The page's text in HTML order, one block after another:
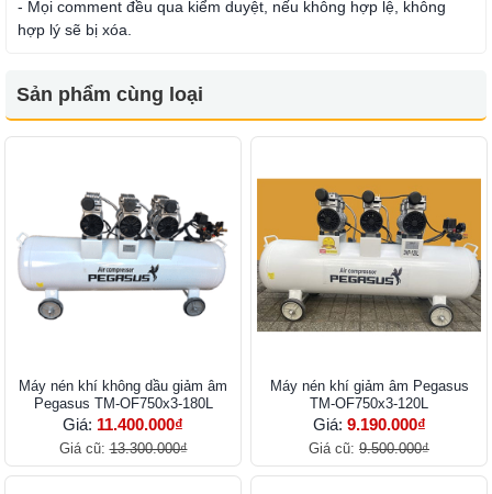
- Mọi comment đều qua kiểm duyệt, nếu không hợp lệ, không
hợp lý sẽ bị xóa.
Sản phẩm cùng loại
Máy nén khí không dầu giảm âm
Pegasus TM-OF750x3-180L
Giá: 11.400.000₫
Giá cũ:13.300.000₫
Máy nén khí giảm âm Pegasus
TM-OF750x3-120L
Giá: 9.190.000₫
Giá cũ: 9.500.000₫